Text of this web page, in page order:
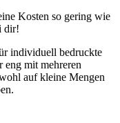
Kosten so gering wie
dir!
individuell bedruckte
mit mehreren
auf kleine Mengen